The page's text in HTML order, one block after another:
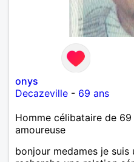
onys
Decazeville - 69 ans
Homme célibataire de
amoureuse
bonjour medames je suis